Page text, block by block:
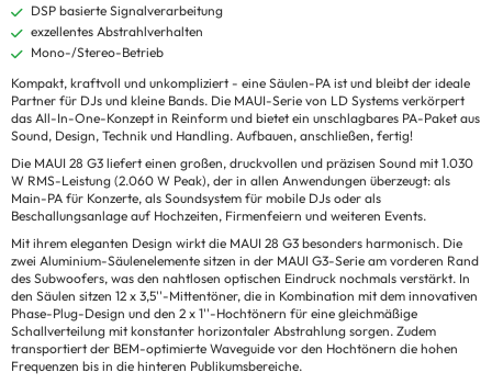
DSP basierte Signalverarbeitung
exzellentes Abstrahlverhalten
Mono-/Stereo-Betrieb
Kompakt, kraftvoll und unkompliziert - eine Säulen-PA ist und bleibt der ideale
Partner für DJs und kleine Bands. Die MAUI-Serie von LD Systems verkörpert
das All-In-One-Konzept in Reinform und bietet ein unschlagbares PA-Paket aus
Sound, Design, Technik und Handling. Aufbauen, anschließen, fertig!
Die MAUI 28 G3 liefert einen großen, druckvollen und präzisen Sound mit 1.030
W RMS-Leistung (2.060 W Peak), der in allen Anwendungen überzeugt: als
Main-PA für Konzerte, als Soundsystem für mobile DJs oder als
Beschallungsanlage auf Hochzeiten, Firmenfeiern und weiteren Events.
Mit ihrem eleganten Design wirkt die MAUI 28 G3 besonders harmonisch. Die
zwei Aluminium-Säulenelemente sitzen in der MAUI G3-Serie am vorderen Rand
des Subwoofers, was den nahtlosen optischen Eindruck nochmals verstärkt. In
den Säulen sitzen 12 x 3,5''-Mittentöner, die in Kombination mit dem innovativen
Phase-Plug-Design und den 2 x 1''-Hochtönern für eine gleichmäßige
Schallverteilung mit konstanter horizontaler Abstrahlung sorgen. Zudem
transportiert der BEM-optimierte Waveguide vor den Hochtönern die hohen
Frequenzen bis in die hinteren Publikumsbereiche.